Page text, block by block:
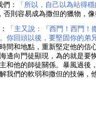
：
「所以，自己以為站得
則容易成為撒但的獵物，像
：
「主又說：『西門！西門
你回頭以後，要堅固你的弟
間和地點，重新堅定他的信
邊向門徒顯現，為的就是要
和他的師徒關係。暴風過後
我們的軟弱和撒但的技倆，